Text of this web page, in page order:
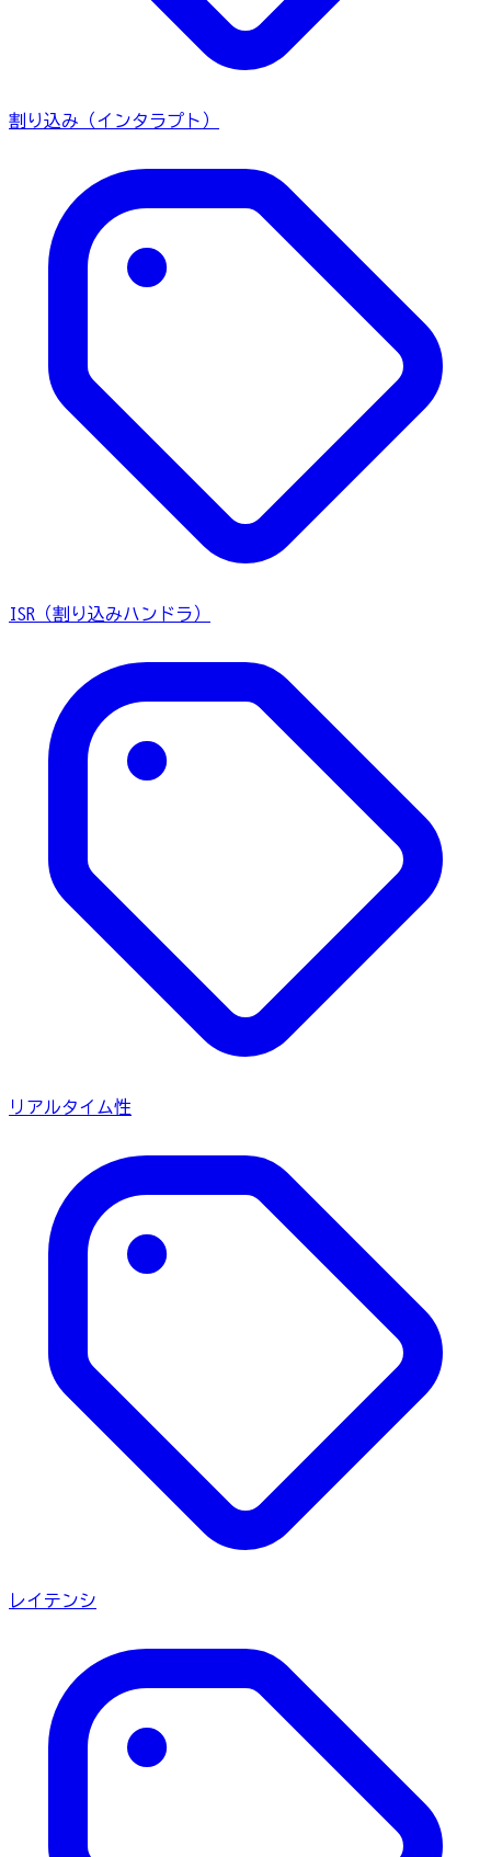
割り込み（インタラプト）
ISR（割り込みハンドラ）
リアルタイム性
レイテンシ